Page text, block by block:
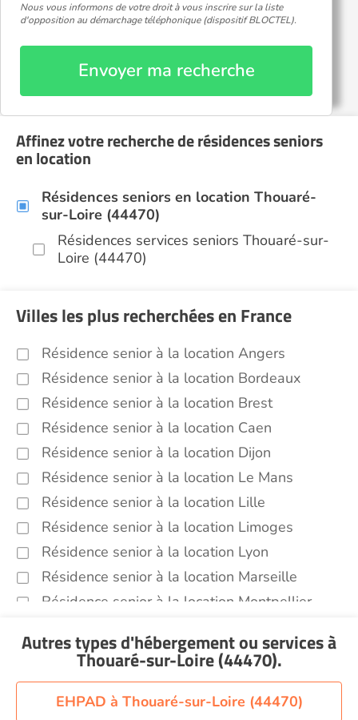
Nous vous informons de votre droit à vous inscrire sur la liste
d'opposition au démarchage téléphonique (dispositif BLOCTEL).
Envoyer ma recherche
Affinez votre recherche de résidences seniors
en location
Résidences seniors en location Thouaré-
sur-Loire (44470)
Résidences services seniors Thouaré-sur-
Loire (44470)
Villes les plus recherchées en France
Résidence senior à la location Angers
Résidence senior à la location Bordeaux
Résidence senior à la location Brest
Résidence senior à la location Caen
Résidence senior à la location Dijon
Résidence senior à la location Le Mans
Résidence senior à la location Lille
Résidence senior à la location Limoges
Résidence senior à la location Lyon
Résidence senior à la location Marseille
Résidence senior à la location Montpellier
Résidence senior à la location Nantes
Résidence senior à la location Orléans
Autres types d'hébergement ou servicesà
Thouaré-sur-Loire (44470).
EHPAD à Thouaré-sur-Loire (44470)